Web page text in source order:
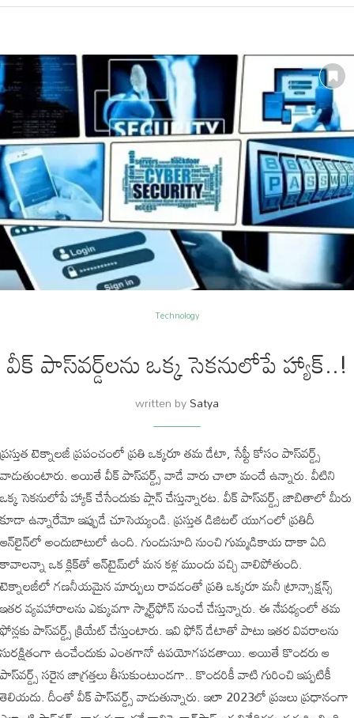
Technology
వీక్ పాస్‌వర్డ్‌లను ఒక్క సెకనులోపే హ్యాక్..!
written bySatya
ప్రస్తుత టెక్నాలజీ ప్రపంచంలో ప్రతి ఒక్కరూ తమ డేటా, సేఫ్టీ కోసం పాస్‌వర్డ్స్
వాడుతుంటారు. అయితే వీక్ పాస్‌వర్డ్స్ వాడే వారు చాలా మందే ఉన్నారు. వీటిని
ఒక్క సెకనులోపే హ్యాక్ చేసేందుకు ప్లాన్ చేస్తున్నారట. వీక్ పాస్‌వర్డ్స్ జాబితాలో మీరు
కూడా ఉన్నారేమో ఇప్పుడే చూసెయ్యండి. ప్రస్తుత డిజిటల్ యుగంలో ప్రతిదీ
ఆన్‌లైన్‌లో అందుబాటులో ఉంది. గుండుసూది నుంచి గుమ్మడికాయ దాకా ఏది
కావాలన్నా ఒక క్లిక్‌తో ఆన్‌టైమ్‌లో మన కళ్ల ముందు వచ్చి వాలిపోతుంది.
టెక్నాలజీలో గణనీయమైన మార్పులు రావడంతో ప్రతి ఒక్కరూ మనీ ట్రాన్సాక్షన్స్
ఇతర వ్యవహారాలను ఎక్కువగా స్మార్ట్‌ఫోన్ నుంచే చేస్తున్నారు. ఈ నేపథ్యంలో తమ
ఫోన్లకు పాస్‌వర్డ్స్ క్రియేట్ చేస్తుంటారు. ఇవి ఫోన్ డేటాతో పాటు ఇతర వివరాలను
సురక్షితంగా ఉంచేందుకు ఎంతగానో ఉపయోగపడతాయి. అయితే కొందరు ఆ
పాస్‌వర్డ్స్ సరైన జాగ్రత్తలు తీసుకుంటుండగా.. కొందరికీ వాటి గురించి ఇప్పటికీ
తెలియదు. దీంతో వీక్ పాస్‌వర్డ్స్ వాడుతున్నారు. ఇలా 2023లో ప్రజలు ప్రధానంగా